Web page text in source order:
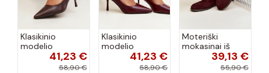
Klasikinio
modelio
aukštakulniai
41,23 €
58,90 €
Klasikinio
modelio
aukštakulniai
41,23 €
58,90 €
Moteriški
mokasinai iš
dirbtinės
zomšos, bordo
39,13 €
55,90 €